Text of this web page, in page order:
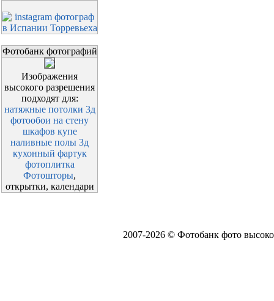
Фотобанк фотографий
Изображения
высокого разрешения
подходят для:
натяжные потолки 3д
фотообои на стену
шкафов купе
наливные полы 3д
кухонный фартук
фотоплитка
Фотошторы,
открытки, календари
2007-2026 © Фотобанк фото